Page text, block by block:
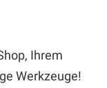
Ihrem
Werkzeuge!